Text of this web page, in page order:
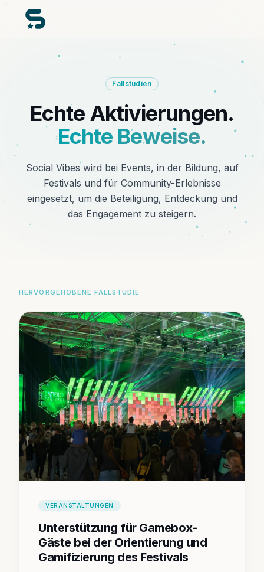
Fallstudien
Echte Aktivierungen.
Echte Beweise.
Social Vibes wird bei Events, in der Bildung, auf
Festivals und für Community-Erlebnisse
eingesetzt, um die Beteiligung, Entdeckung und
das Engagement zu steigern.
HERVORGEHOBENE FALLSTUDIE
VERANSTALTUNGEN
Unterstützung für Gamebox-
Gäste bei der Orientierung und
Gamifizierung des Festivals